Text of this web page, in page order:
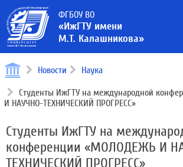
ФГБОУ ВО
«ИжГТУ имени
М.Т. Калашникова»
Новости Наука
Студенты ИжГТУ на международной
И НАУЧНО-ТЕХНИЧЕСКИЙ ПРОГРЕСС»
Студенты ИжГТУ на
конференции «МОЛОДЕЖЬ И
ТЕХНИЧЕСКИЙ ПРОГРЕСС»